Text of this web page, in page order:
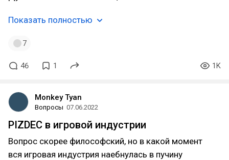
Показать полностью
7
46 1 1K
Monkey Tyan
Вопросы 07.06.2022
PIZDEC в игровой индустрии
Вопрос скорее философский, но в какой момент
вся игровая индустрия наебнулась в пучину